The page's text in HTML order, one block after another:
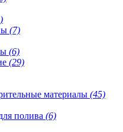
(7)
(6)
(29)
материалы (45)
полива (6)